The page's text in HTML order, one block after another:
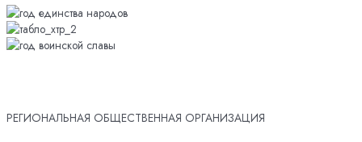
РЕГИОНАЛЬНАЯ ОБЩЕСТВЕННАЯ ОРГАНИЗАЦИЯ